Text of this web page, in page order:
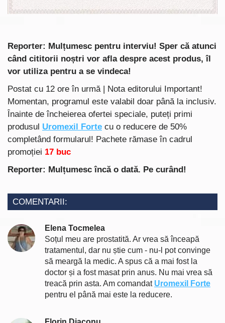
Reporter: Mulțumesc pentru interviu! Sper că atunci
când cititorii noștri vor afla despre acest produs, îl
vor utiliza pentru a se vindeca!
Postat cu 12 ore în urmă | Nota editorului Important!
Momentan, programul este valabil doar până la inclusiv.
Înainte de încheierea ofertei speciale, puteți primi
produsul Uromexil Forte cu o reducere de 50%
completând formularul! Pachete rămase în cadrul
promoției 17 buc
Reporter: Mulțumesc încă o dată. Pe curând!
COMENTARII:
Elena Tocmelea
Soțul meu are prostatită. Ar vrea să înceapă
tratamentul, dar nu știe cum - nu-l pot convinge
să meargă la medic. A spus că a mai fost la
doctor și a fost masat prin anus. Nu mai vrea să
treacă prin asta. Am comandat Uromexil Forte
pentru el până mai este la reducere.